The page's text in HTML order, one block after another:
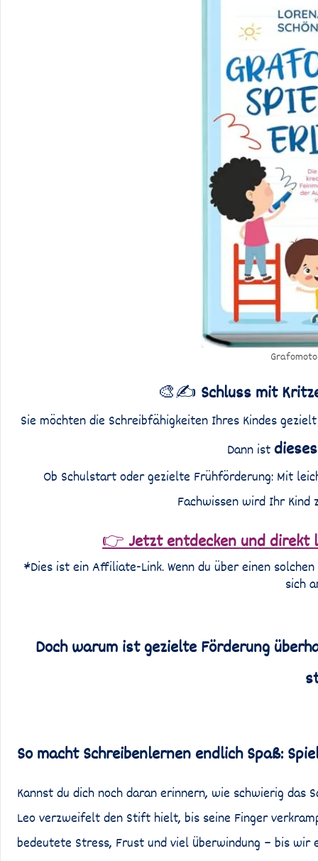
🎨✍️ Schluss mit
Sie möchten die Schreibfähigkeiten Ihres Kindes
Dann ist
Ob Schulstart oder gezielte Frühförderung: Mit
Fachwissen wird Ihr Kind
👉Jetzt entdecken und direkt
*Dies ist ein Affiliate-Link. Wenn du über einen
sich
Doch warum ist gezielte Förderung
So macht Schreibenlernen endlich Spaß:
Kannst du dich noch daran erinnern, wie schwierig das
Leo verzweifelt den Stift hielt, bis seine Finger
bedeutete Stress, Frust und viel Überwindung – bis